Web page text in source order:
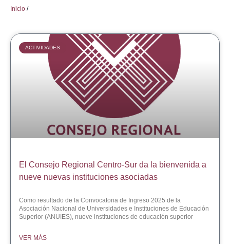
Inicio /
ACTIVIDADES
El Consejo Regional Centro-Sur da la bienvenida a
nueve nuevas instituciones asociadas
Como resultado de la Convocatoria de Ingreso 2025 de la
Asociación Nacional de Universidades e Instituciones de Educación
Superior (ANUIES), nueve instituciones de educación superior
VER MÁS